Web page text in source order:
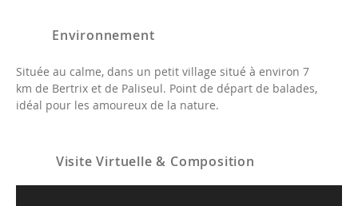
Environnement
Située au calme, dans un petit village situé à environ 7
km de Bertrix et de Paliseul. Point de départ de balades,
idéal pour les amoureux de la nature.
Visite Virtuelle & Composition